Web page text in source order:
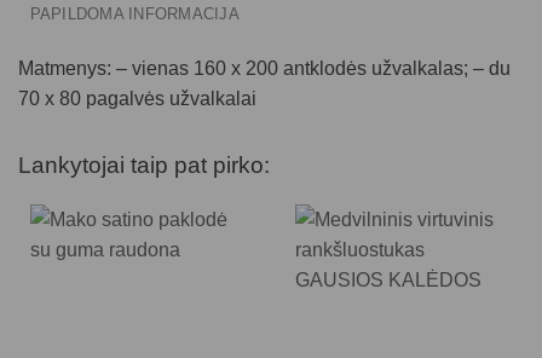
PAPILDOMA INFORMACIJA
Matmenys: – vienas 160 x 200 antklodės užvalkalas; – du
70 x 80 pagalvės užvalkalai
Lankytojai taip pat pirko: